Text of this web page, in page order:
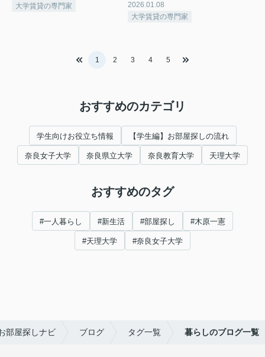
大学賃貸の専門家
2026.01.08
大学賃貸の専門家
1 2 3 4 5
おすすめのカテゴリ
学生向けお役立ち情報 【学生編】お部屋探しの流れ
奈良女子大学 奈良県立大学 奈良教育大学 天理大学
おすすめのタグ
#一人暮らし #新生活 #部屋探し #木原一憲
#天理大学 #奈良女子大学
部屋探しナビ ブログ タグ一覧 暮らしのブログ一覧